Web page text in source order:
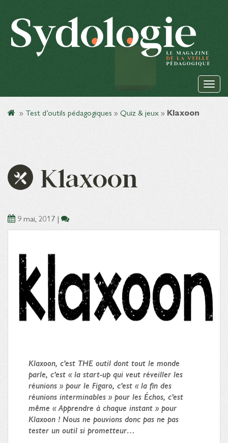
» Test d’outils pédagogiques » Quiz & jeux» Klaxoon
Klaxoon
9 mai, 2017 |
Klaxoon, c’est THE outil dont tout le monde
parle, c’est « la start-up qui veut réveiller les
réunions » pour le Figaro, c’est « la fin des
réunions interminables » pour les Échos, c’est
même « Apprendre à chaque instant » pour
Klaxoon ! Nous ne pouvions donc pas ne pas
tester un outil si prometteur…